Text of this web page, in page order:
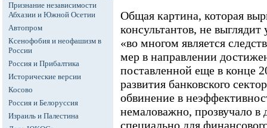
Признание независимости
Абхазии и Южной Осетии
Автопром
Ксенофобия и неофашизм в
России
Россия и Прибалтика
Исторические версии
Косово
Россия и Белоруссия
Израиль и Палестина
Общая картина, которая
консультантов, не
«во многом является
мер в направлении
поставленной еще в конце
развития банковского
обвинение в
немаловажно, прозвучало
специально для